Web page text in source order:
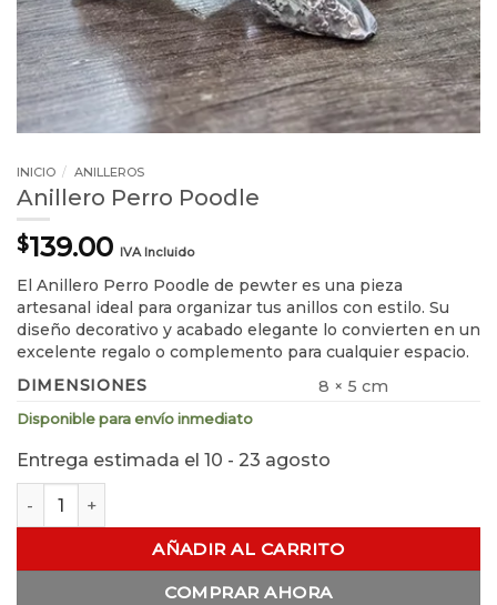
INICIO / ANILLEROS
Anillero Perro Poodle
$139.00 IVA Incluido
El Anillero Perro Poodle de pewter es una pieza
artesanal ideal para organizar tus anillos con estilo. Su
diseño decorativo y acabado elegante lo convierten en un
excelente regalo o complemento para cualquier espacio.
DIMENSIONES
8 × 5 cm
Disponible para envío inmediato
Entrega estimada el 10 - 23 agosto
Anillero Perro Poodle cantidad
AÑADIR AL CARRITO
COMPRAR AHORA